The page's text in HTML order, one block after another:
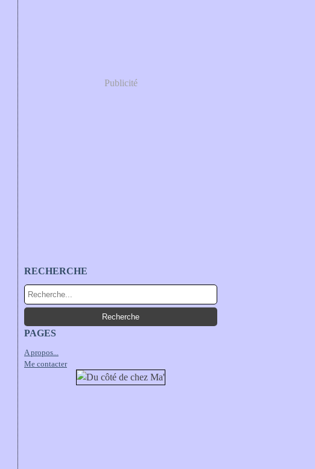
Publicité
RECHERCHE
PAGES
A propos...
Me contacter